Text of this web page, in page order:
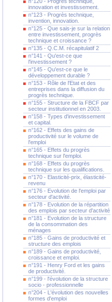
innovation et investissement.
n°123 - Progrès technique,
invention, innovation.
n°125 - Que sais-je sur la relation
entre investissement, progrès
technique et croissance ?
n°135 - Q.C.M. récapitulatif 2
n°141 - Qu'est-ce que
l'investissement ?
n°145 - Qu'est-ce que le
développement durable ?
n°153 - Rôle de l'Etat et des
entreprises dans la diffusion du
progrès technique.
n°155 - Structure de la FBCF par
secteur institutionnel en 2003.
n°158 - Types d'investissement
et capital.
n°162 - Effets des gains de
productivité sur le volume de
l'emploi
n°165 - Effets du progrès
technique sur l'emploi.
n°168 - Effets du progrès
technique sur les qualifications.
n°170 - Elasticité-prix, élasticité-
revenu
n°176 - Evolution de l'emploi par
secteur d'activité.
n°178 - Evolution de la répartition
des emplois par secteur d'activité
n°181 - Evolution de la structure
de la consommation des
ménages
n°185 - Gains de productivité et
structure des emplois
n°189 - Gains de productivité,
croissance et emploi.
n°191 - Henry Ford et les gains
de productivité.
n°199 - l'évolution de la structure
socio - professionnelle
n°204 - L'évolution des nouvelles
formes d'emploi